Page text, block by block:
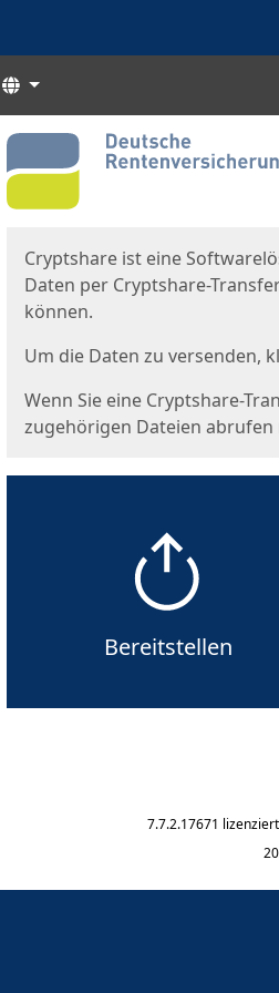
Sprachen
Start
Cryptshare ist eine
Daten per Cryptshare-
können.
Um die Daten zu versenden,
Wenn Sie eine Cryptshare-
zugehörigen Dateien
Bereitstellen
7.7.2.17671